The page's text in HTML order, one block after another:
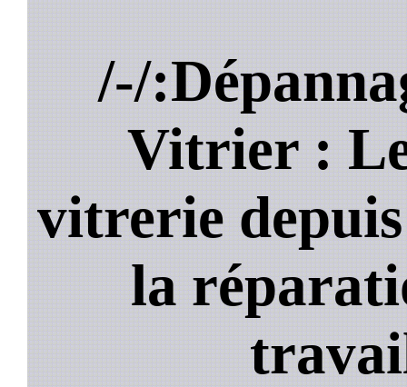
/-/
Vitrier :
vitrerie
la